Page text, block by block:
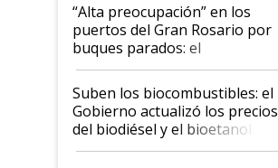
“Alta preocupación” en los
puertos del Gran Rosario por
buques parados: el
funcionamiento de las
exportadoras en tensión tras
la medida de fuerza de los
prácticos
Suben los biocombustibles: el
Gobierno actualizó los precios
del biodiésel y el bioetanol